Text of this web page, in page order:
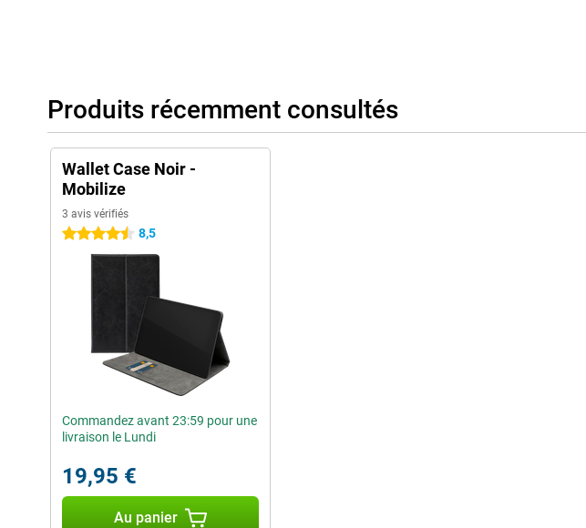
Produits récemment consultés
Wallet Case Noir -
Mobilize
3 avis vérifiés
4.5 étoiles 8,5
Commandez avant 23:59 pour une
livraison le Lundi
19,95 €
Au panier